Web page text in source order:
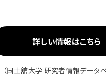
詳しい情報はこちら
（国士舘大学 研究者情報データベ